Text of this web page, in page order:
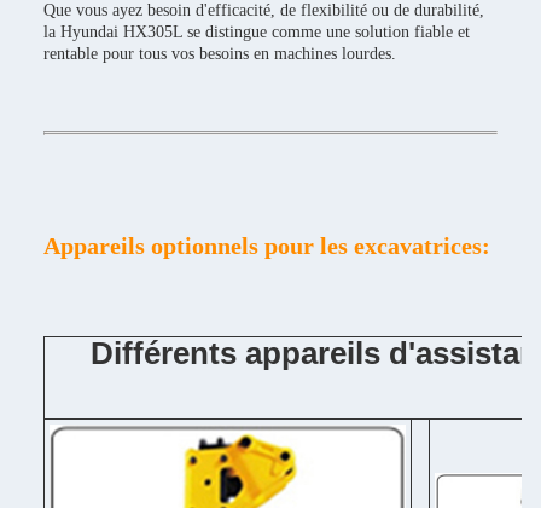
Que vous ayez besoin d'efficacité, de flexibilité ou de durabilité,
la Hyundai HX305L se distingue comme une solution fiable et
rentable pour tous vos besoins en machines lourdes.
Appareils optionnels pour les excavatrices:
Différents appareils